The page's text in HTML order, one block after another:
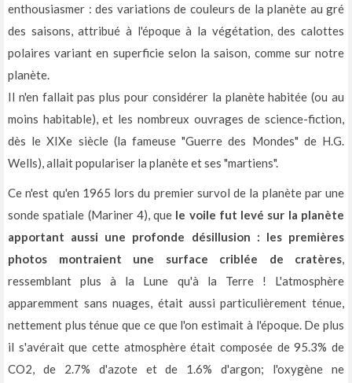
enthousiasmer : des variations de couleurs de la planète au gré
des saisons, attribué à l'époque à la végétation, des calottes
polaires variant en superficie selon la saison, comme sur notre
planète.
Il n'en fallait pas plus pour considérer la planète habitée (ou au
moins habitable), et les nombreux ouvrages de science-fiction,
dès le XIXe siècle (la fameuse "Guerre des Mondes" de H.G.
Wells), allait populariser la planète et ses "martiens".
Ce n'est qu'en 1965 lors du premier survol de la planète par une
sonde spatiale (Mariner 4), que le voile fut levé sur la planète
apportant aussi une profonde désillusion : les premières
photos montraient une surface criblée de cratères,
ressemblant plus à la Lune qu'à la Terre ! L'atmosphère
apparemment sans nuages, était aussi particulièrement ténue,
nettement plus ténue que ce que l'on estimait à l'époque. De plus
il s'avérait que cette atmosphère était composée de 95.3% de
CO2, de 2.7% d'azote et de 1.6% d'argon; l'oxygène ne